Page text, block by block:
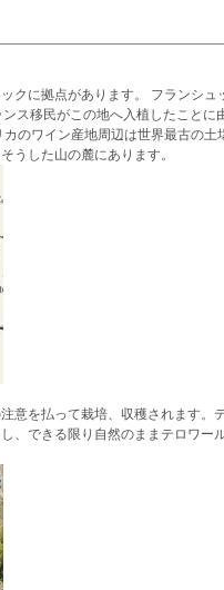
クに拠点があります。 フランシ
ス移民がこの地へ入植したことに
のワイン産地周辺は世界最古の
うした山の麓にあります。
意を払って栽培、収穫されます。
、できる限り自然のままテロワー